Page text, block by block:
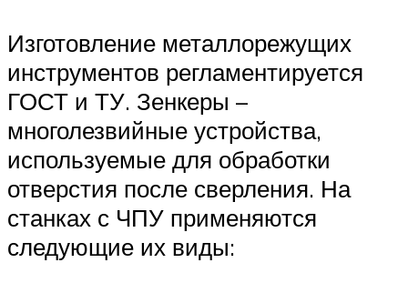
Изготовление металлорежущих
инструментов регламентируется
ГОСТ и ТУ. Зенкеры –
многолезвийные устройства,
используемые для обработки
отверстия после сверления. На
станках с ЧПУ применяются
следующие их виды: